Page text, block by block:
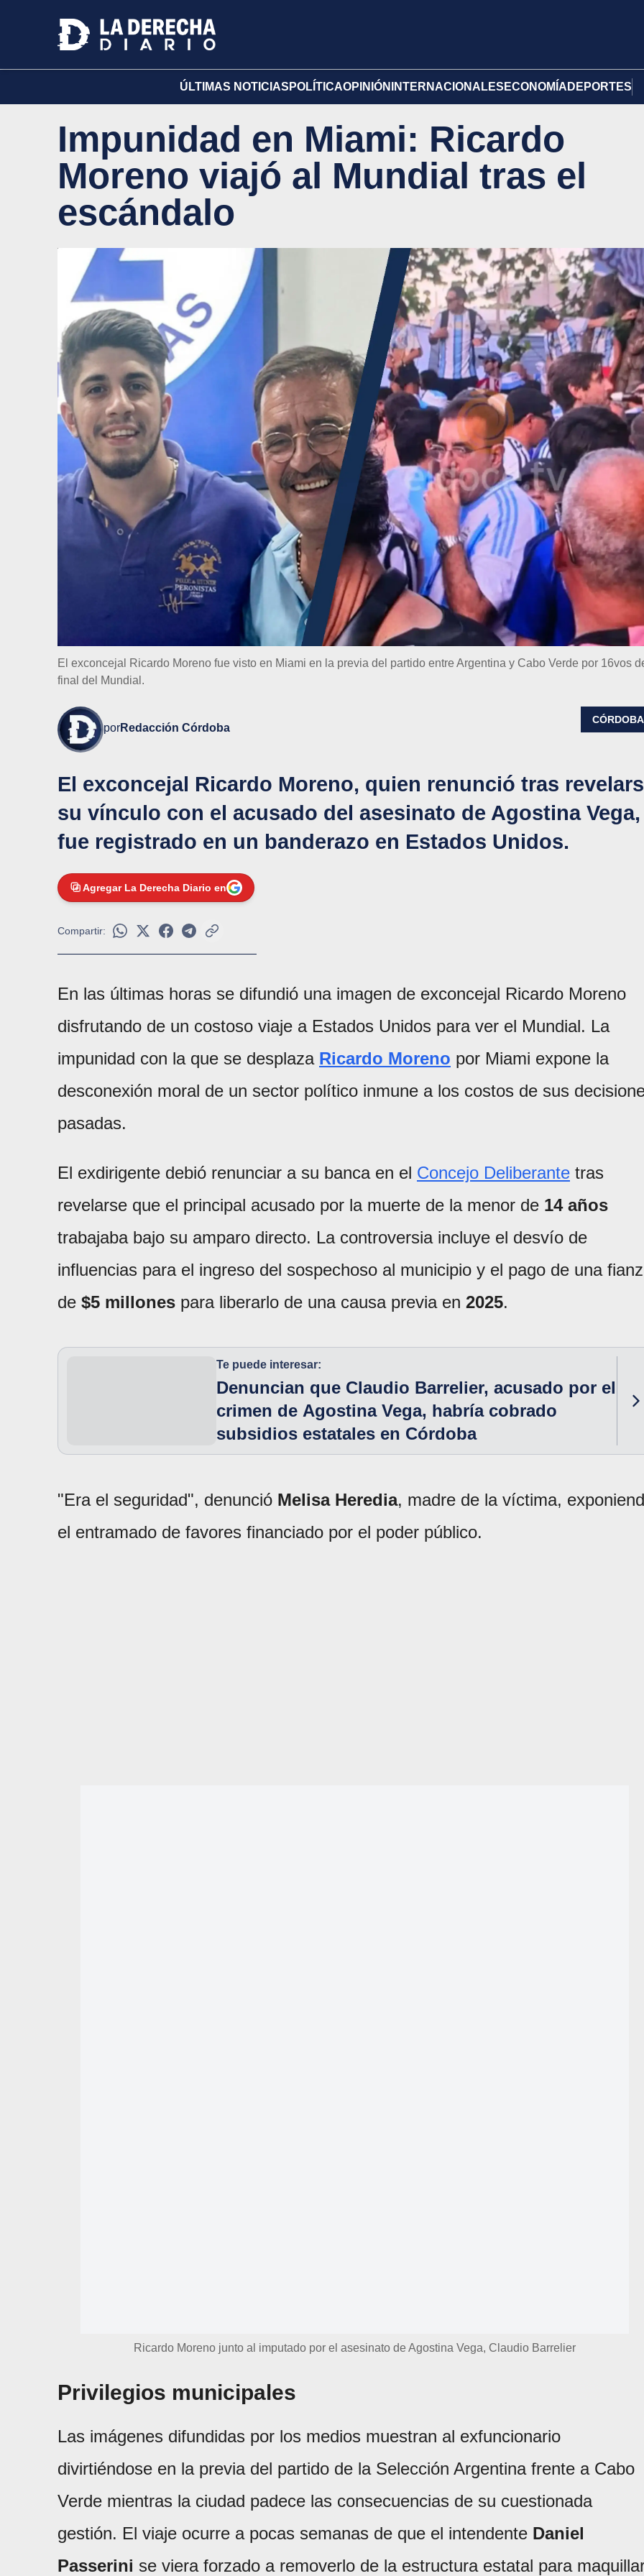
ÚLTIMAS NOTICIAS POLÍTICAOPINIÓN INTERNACIONALES ECONOMÍA DEPORTES
Impunidad en Miami: Ricardo
Moreno viajó al Mundial tras el
escándalo
El exconcejal Ricardo Moreno fue visto en Miami en la previa del partido entre Argentina y Cabo Verde por 16vos
final del Mundial.
porRedacción Córdoba
CÓRDOBA
El exconcejal Ricardo Moreno, quien renunció tras
su vínculo con el acusado del asesinato de Agostina Vega,
fue registrado en un banderazo en Estados Unidos.
Agregar La Derecha Diario en
Compartir:
En las últimas horas se difundió una imagen de exconcejal Ricardo Moreno
disfrutando de un costoso viaje a Estados Unidos para ver el Mundial. La
impunidad con la que se desplaza Ricardo Moreno por Miami expone la
desconexión moral de un sector político inmune a los costos de sus
pasadas.
El exdirigente debió renunciar a su banca en el Concejo Deliberante tras
revelarse que el principal acusado por la muerte de la menor de 14 años
trabajaba bajo su amparo directo. La controversia incluye el desvío de
influencias para el ingreso del sospechoso al municipio y el pago de una
de $5 millones para liberarlo de una causa previa en 2025.
Te puede interesar:
Denuncian que Claudio Barrelier, acusado por el
crimen de Agostina Vega, habría cobrado
subsidios estatales en Córdoba
"Era el seguridad", denunció Melisa Heredia, madre de la víctima,
el entramado de favores financiado por el poder público.
Ricardo Moreno junto al imputado por el asesinato de Agostina Vega, Claudio Barrelier
Privilegios municipales
Las imágenes difundidas por los medios muestran al exfuncionario
divirtiéndose en la previa del partido de la Selección Argentina frente a Cabo
Verde mientras la ciudad padece las consecuencias de su cuestionada
gestión. El viaje ocurre a pocas semanas de que el intendente Daniel
Passerini se viera forzado a removerlo de la estructura estatal para